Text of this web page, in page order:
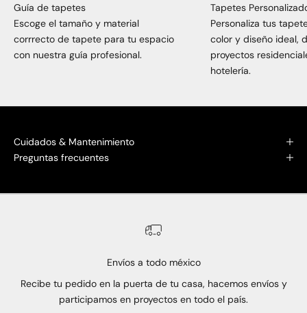
Guía de tapetes
Escoge el tamaño y material
corrrecto de tapete para tu espacio
con nuestra guía profesional.
Tapetes
Personaliza tus
color y diseño ideal,
proyectos
hotelería.
Cuidados & Mantenimiento
Preguntas frecuentes
Envíos a todo méxico
Recibe tu pedido en la puerta de tu casa, hacemos envíos y
participamos en proyectos en todo el país.